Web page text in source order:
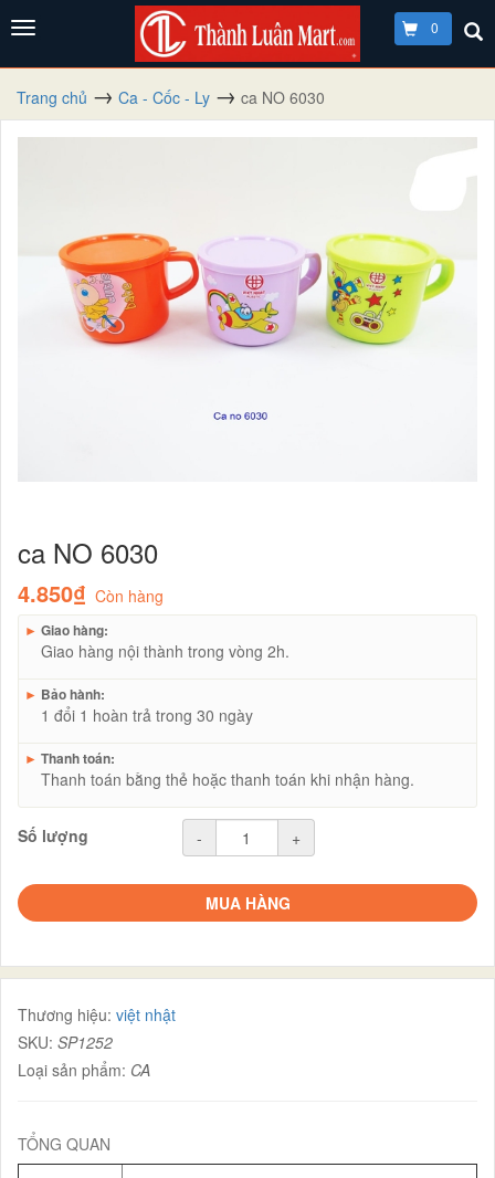
0
Trang chủ Ca - Cốc - Ly ca NO 6030
ca NO 6030
4.850₫ Còn hàng
► Giao hàng:
Giao hàng nội thành trong vòng 2h.
► Bảo hành:
1 đổi 1 hoàn trả trong 30 ngày
► Thanh toán:
Thanh toán bằng thẻ hoặc thanh toán khi nhận hàng.
Số lượng - +
MUA HÀNG
Thương hiệu: việt nhật
SKU: SP1252
Loại sản phẩm: CA
TỔNG QUAN